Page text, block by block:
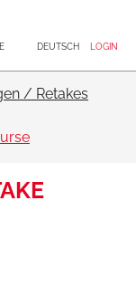
DEUTSCH LOGIN
/ Retakes